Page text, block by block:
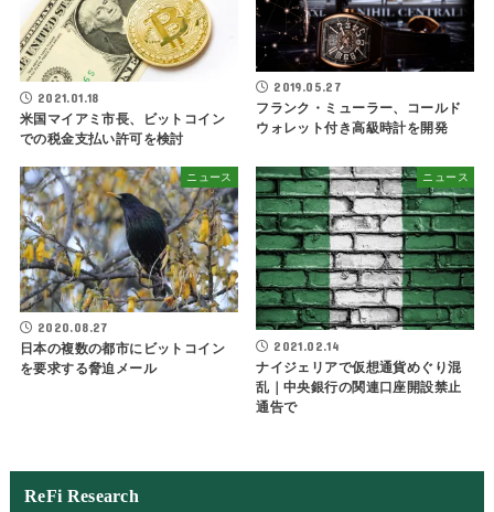
2021.01.18
米国マイアミ市長、ビットコイン
での税金支払い許可を検討
2019.05.27
フランク・ミューラー、コールド
ウォレット付き高級時計を開発
ニュース
2020.08.27
日本の複数の都市にビットコイン
を要求する脅迫メール
ニュース
2021.02.14
ナイジェリアで仮想通貨めぐり混
乱｜中央銀行の関連口座開設禁止
通告で
ReFi Research